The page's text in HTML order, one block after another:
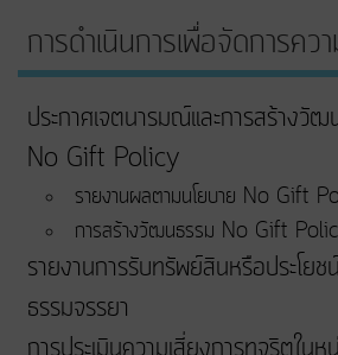
การดำเนินการเพื่อจัดการคว
ประกาศเจตนารมณ์และการสร้างวั
No Gift Policy
รายงานผลตามนโยบาย No Gift
การสร้างวัฒนธรรม No Gift
รายงานการรับทรัพย์สินหรือประโยช
ธรรมจรรยา